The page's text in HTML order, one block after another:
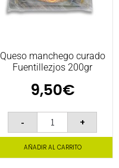
Queso manchego curado
Fuentillezjos 200gr
9,50€
- +
AÑADIR AL CARRITO